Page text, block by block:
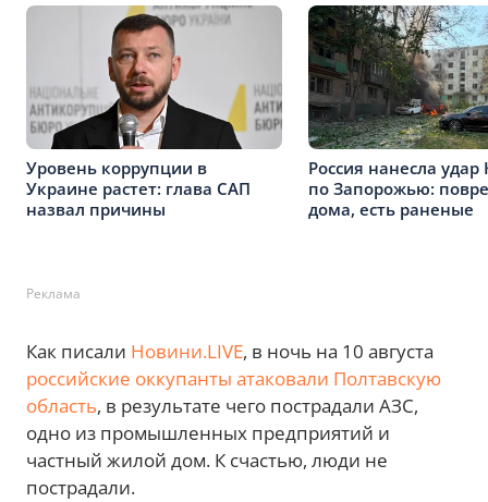
Уровень коррупции в
Украине растет: глава САП
назвал причины
Россия нанесла
по Запорожью:
дома, есть раненые
Реклама
Как писали Новини.LIVE, в ночь на 10 августа
российские оккупанты атаковали Полтавскую
область, в результате чего пострадали АЗС,
одно из промышленных предприятий и
частный жилой дом. К счастью, люди не
пострадали.